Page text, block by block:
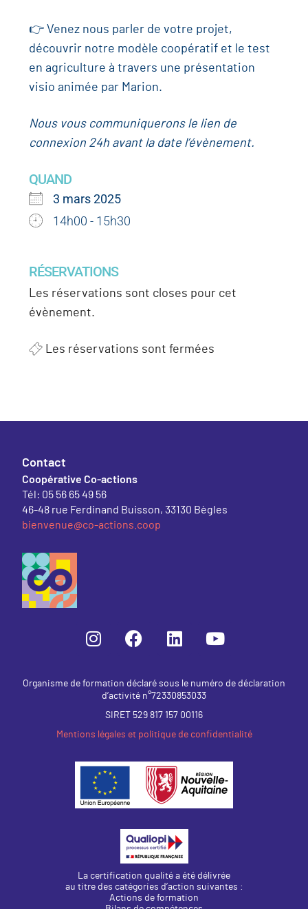
👉 Venez nous parler de votre projet,
découvrir notre modèle coopératif et le test
en agriculture à travers une présentation
visio animée par Marion.
Nous vous communiquerons le lien de
connexion 24h avant la date l’évènement.
QUAND
3 mars 2025
14h00 - 15h30
RÉSERVATIONS
Les réservations sont closes pour cet
évènement.
Les réservations sont fermées
Contact
Coopérative Co-actions
Tél: 05 56 65 49 56
46-48 rue Ferdinand Buisson, 33130 Bègles
bienvenue@co-actions.coop
Organisme de formation déclaré sous le numéro de déclaration
d’activité n°72330853033
SIRET 529 817 157 00116
Mentions légales et politique de confidentialité
La certification qualité a été délivrée
au titre des catégories d’action suivantes :
Actions de formation